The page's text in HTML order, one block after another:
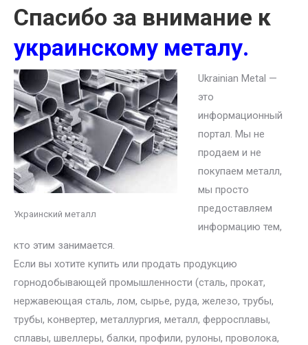
Спасибо за внимание к
украинскому металу.
Украинский металл
Ukrainian Metal —
это
информационный
портал. Мы не
продаем и не
покупаем металл,
мы просто
предоставляем
информацию тем,
кто этим занимается.
Если вы хотите купить или продать продукцию
горнодобывающей промышленности (сталь, прокат,
нержавеющая сталь, лом, сырье, руда, железо, трубы,
трубы, конвертер, металлургия, металл, ферросплавы,
сплавы, швеллеры, балки, профили, рулоны, проволока,